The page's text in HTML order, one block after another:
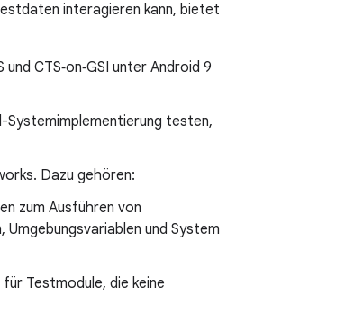
interagieren kann, bietet
CTS‑on‑GSI unter Android 9
Systemimplementierung testen,
Dazu gehören:
zum Ausführen von
und System
Testmodule, die keine